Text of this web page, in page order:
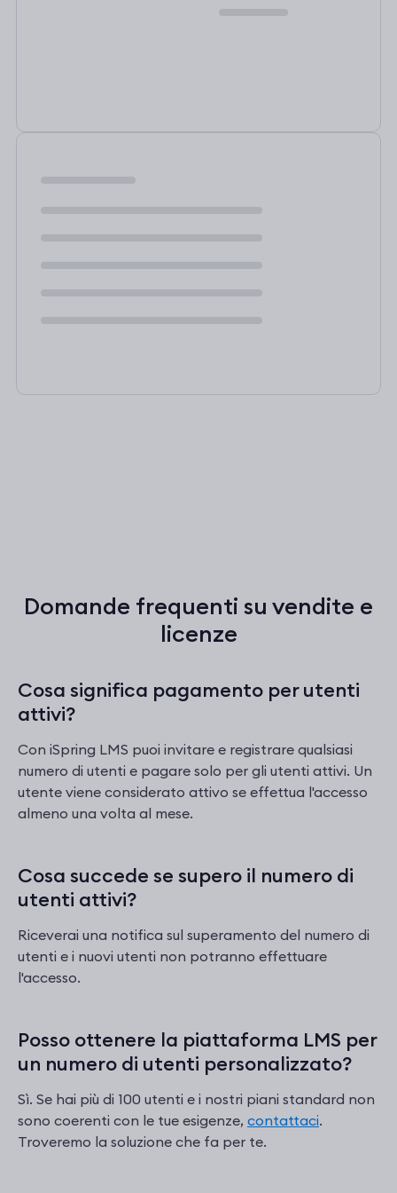
Domande frequenti su vendite e
licenze
Cosa significa pagamento per utenti
attivi?
Con iSpring LMS puoi invitare e registrare qualsiasi
numero di utenti e pagare solo per gli utenti attivi. Un
utente viene considerato attivo se effettua l'accesso
almeno una volta al mese.
Cosa succede se supero il numero di
utenti attivi?
Riceverai una notifica sul superamento del numero di
utenti e i nuovi utenti non potranno effettuare
l'accesso.
Posso ottenere la piattaforma LMS per
un numero di utenti personalizzato?
Sì. Se hai più di 100 utenti e i nostri piani standard non
sono coerenti con le tue esigenze, contattaci.
Troveremo la soluzione che fa per te.